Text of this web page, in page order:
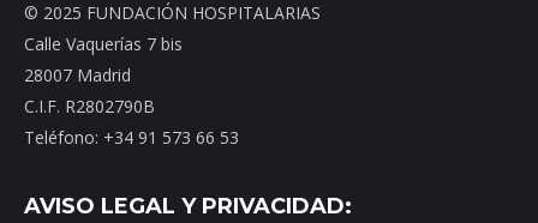
© 2025 FUNDACIÓN HOSPITALARIAS
Calle Vaquerías 7 bis
28007 Madrid
C.I.F. R2802790B
Teléfono: +34 91 573 66 53
AVISO LEGAL Y PRIVACIDAD: